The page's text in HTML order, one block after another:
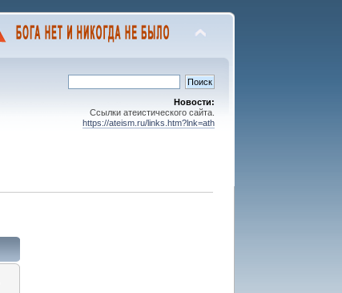
Новости:
Ссылки атеистического сайта.
https://ateism.ru/links.htm?lnk=ath